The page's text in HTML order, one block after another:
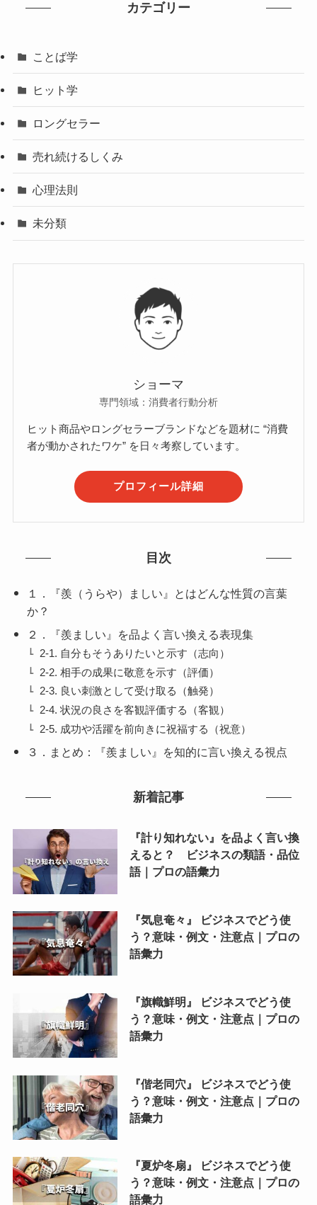
カテゴリー
ことば学
ヒット学
ロングセラー
売れ続けるしくみ
心理法則
未分類
ショーマ
専門領域：消費者行動分析
ヒット商品やロングセラーブランドなどを題材に “消費
者が動かされたワケ” を日々考察しています。
プロフィール詳細
目次
１．『羨（うらや）ましい』とはどんな性質の言葉
か？
２．『羨ましい』を品よく言い換える表現集
2-1. 自分もそうありたいと示す（志向）
2-2. 相手の成果に敬意を示す（評価）
2-3. 良い刺激として受け取る（触発）
2-4. 状況の良さを客観評価する（客観）
2-5. 成功や活躍を前向きに祝福する（祝意）
３．まとめ：『羨ましい』を知的に言い換える視点
新着記事
『計り知れない』を品よく言い換
えると？ ビジネスの類語・品位
語｜プロの語彙力
『気息奄々』 ビジネスでどう使
う？意味・例文・注意点｜プロの
語彙力
『旗幟鮮明』 ビジネスでどう使
う？意味・例文・注意点｜プロの
語彙力
『偕老同穴』 ビジネスでどう使
う？意味・例文・注意点｜プロの
語彙力
『夏炉冬扇』 ビジネスでどう使
う？意味・例文・注意点｜プロの
語彙力